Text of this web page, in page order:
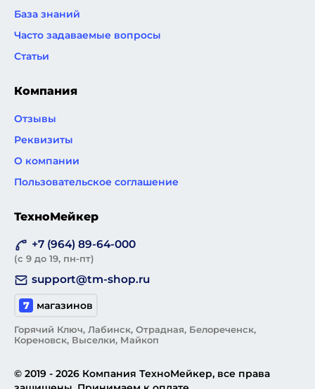
База знаний
Часто задаваемые вопросы
Статьи
Компания
Отзывы
Реквизиты
О компании
Пользовательское соглашение
ТехноМейкер
+7 (964) 89-64-000
(с 9 до 19, пн-пт)
support@tm-shop.ru
7 магазинов
Горячий Ключ, Лабинск, Отрадная, Белореченск,
Кореновск, Выселки, Майкоп
© 2019 - 2026 Компания ТехноМейкер, все права